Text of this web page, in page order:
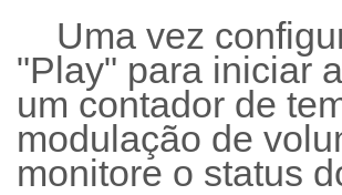
Uma vez
"Play" para iniciar
um contador de
modulação de
monitore o status